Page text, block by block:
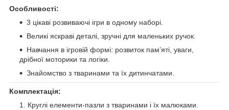
Особливості:
3 цікаві розвиваючі ігри в одному наборі.
Великі яскраві деталі, зручні для маленьких ручок.
Навчання в ігровій формі: розвиток пам’яті, уваги,
дрібної моторики та логіки.
Знайомство з тваринами та їх дитинчатами.
Комплектація:
Круглі елементи-пазли з тваринами і їх малюками.